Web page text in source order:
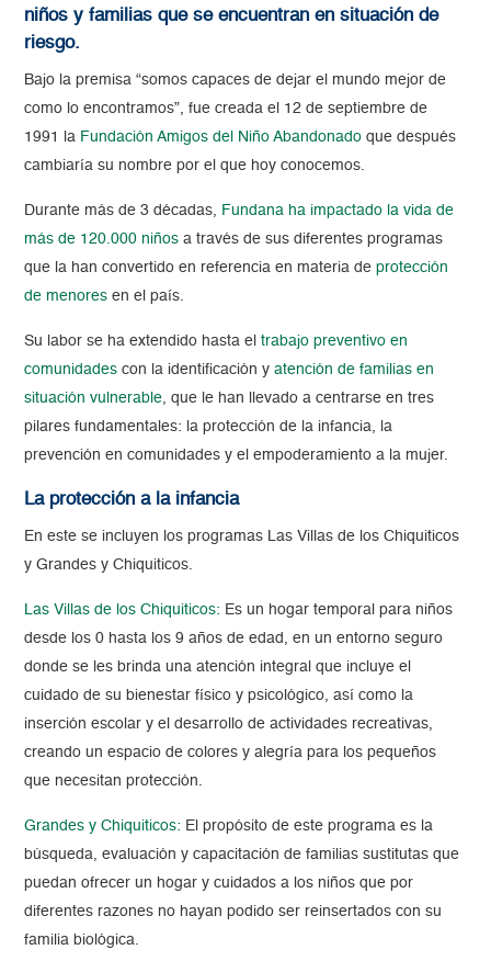
niños y familias que se encuentran en situación de
riesgo.
Bajo la premisa “somos capaces de dejar el mundo mejor de
como lo encontramos”, fue creada el 12 de septiembre de
1991 la Fundación Amigos del Niño Abandonado que después
cambiaría su nombre por el que hoy conocemos.
Durante más de 3 décadas, Fundana ha impactado la vida de
más de 120.000 niños a través de sus diferentes programas
que la han convertido en referencia en materia deprotección
de menores en el país.
Su labor se ha extendido hasta eltrabajo preventivo en
comunidades con la identificación yatención de familias en
situación vulnerable, que le han llevado a centrarse en tres
pilares fundamentales: la protección de la infancia, la
prevención en comunidades y el empoderamiento a la mujer.
La protección a la infancia
En este se incluyen los programas Las Villas de los Chiquiticos
y Grandes y Chiquiticos.
Las Villas de los Chiquiticos: Es un hogar temporal para niños
desde los 0 hasta los 9 años de edad, en un entorno seguro
donde se les brinda una atención integral que incluye el
cuidado de su bienestar físico y psicológico, así como la
inserción escolar y el desarrollo de actividades recreativas,
creando un espacio de colores y alegría para los pequeños
que necesitan protección.
Grandes y Chiquiticos: El propósito de este programa es la
búsqueda, evaluación y capacitación de familias sustitutas que
puedan ofrecer un hogar y cuidados a los niños que por
diferentes razones no hayan podido ser reinsertados con su
familia biológica.